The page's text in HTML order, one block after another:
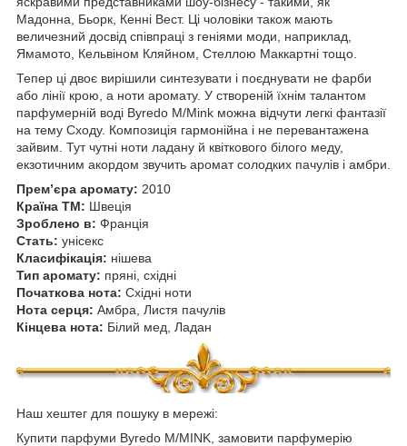
Мадонна, Бьорк, Кенні Вест. Ці чоловіки також мають
величезний досвід співпраці з геніями моди, наприклад,
Ямамото, Кельвіном Кляйном, Стеллою Маккартні тощо.
Тепер ці двоє вирішили синтезувати і поєднувати не фарби
або лінії крою, а ноти аромату. У створеній їхнім талантом
парфумерній воді Byredo M/Mink можна відчути легкі фантазії
на тему Сходу. Композиція гармонійна і не перевантажена
зайвим. Тут чутні ноти ладану й квіткового білого меду,
екзотичним акордом звучить аромат солодких пачулів і амбри.
Прем’єра аромату: 2010
Країна ТМ: Швеція
Зроблено в: Франція
Стать: унісекс
Класифікація: нішева
Тип аромату: пряні, східні
Початкова нота: Східні ноти
Нота серця: Амбра, Листя пачулів
Кінцева нота: Білий мед, Ладан
Наш хештег для пошуку в мережі:
Купити парфуми Byredo M/MINK, замовити парфумерію